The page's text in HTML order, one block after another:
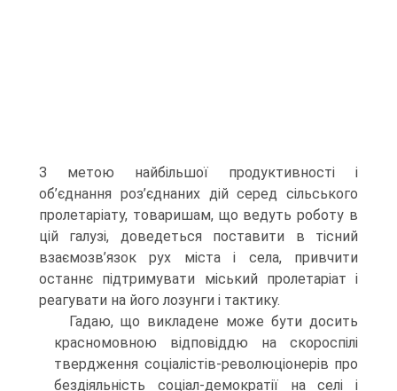
З метою найбільшої продуктивності і
об’єднання роз’єднаних дій серед сільського
пролетаріату, товаришам, що ведуть роботу в
цій галузі, доведеться поставити в тісний
взаємозв’язок рух міста і села, привчити
останнє підтримувати міський пролетаріат і
реагувати на його лозунги і тактику.
Гадаю, що викладене може бути досить
красномовною відповіддю на скороспілі
твердження соціалістів-революціонерів про
без­діяльність соціал-демократії на селі і